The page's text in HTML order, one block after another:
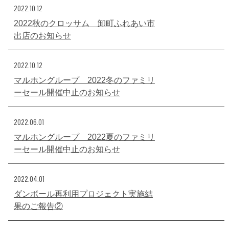
2022.10.12
2022秋のクロッサム 卸町ふれあい市
出店のお知らせ
2022.10.12
マルホングループ 2022冬のファミリ
ーセール開催中止のお知らせ
2022.06.01
マルホングループ 2022夏のファミリ
ーセール開催中止のお知らせ
2022.04.01
ダンボール再利用プロジェクト実施結
果のご報告②